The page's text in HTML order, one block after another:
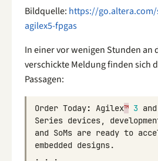
Bildquelle: https://go.altera.com/
agilex5-fpgas
In einer vor wenigen Stunden an
verschickte Meldung finden sich
Passagen:
Order Today: Agilex™ 3 and
Series devices,
and SoMs are ready to
embedded designs.
.
.
.